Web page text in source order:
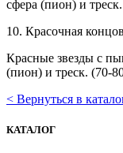
сфера (пион) и треск.
10. Красочная
Красные звезды с
(пион) и треск. (70-
< Вернуться в
КАТАЛОГ